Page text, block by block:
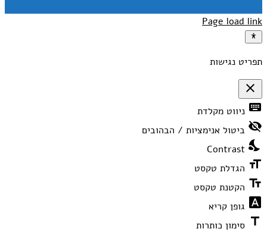
Page load link
תפריט נגישות
close
פתיחה
וסגירה
של
תפריט
keyboard ניווט מקלדת
visibility_off ביטול אנימציות / הבהובים
nights_stay
Contrast
format_size הגדלת טקסט
text_fields הקטנת טקסט
font_download גופן קריא
title סימון כותרות